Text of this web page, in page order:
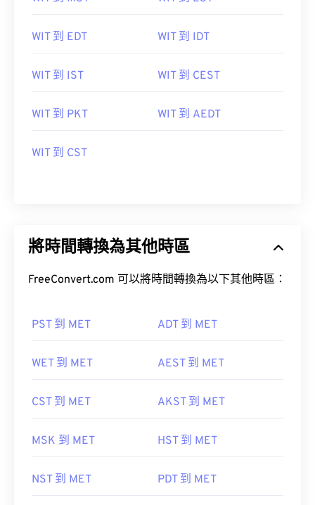
WIT 到 EDT WIT 到 IDT
WIT 到 IST WIT 到 CEST
WIT 到 PKT WIT 到 AEDT
WIT 到 CST
將時間轉換為其他時區
FreeConvert.com 可以將時間轉換為以下其他時區：
PST 到 MET ADT 到 MET
WET 到 MET AEST 到 MET
CST 到 MET AKST 到 MET
MSK 到 MET HST 到 MET
NST 到 MET PDT 到 MET